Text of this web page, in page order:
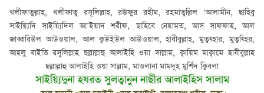
খলীফাতুল্লাহ, খলীফাতু রসূলিল্লাহ, রঊফুর রহীম, রহমাতুল্লিল ‘আলামীন, ছাহিবু
সাইয়্যিদি সাইয়্যিদিল আ’ইয়াদ শরীফ, ছাহিবে নেয়ামত, আস সাফফাহ, আল
জাব্বারিউল আউওয়াল, আল ক্বউইউল আউওয়াল, হাবীবুল্লাহ, মুত্বহ্হার, মুত্বহ্হির,
আহলু বাইতি রসূলিল্লাহ ছল্লাল্লাহু আলাইহি ওয়া সাল্লাম, ক্বায়িম মাক্বামে হাবীবুল্লাহ
ছল্লাল্লাহু আলাইহি ওয়া সাল্লাম, মাওলানা মামদূহ মুর্শিদ ক্বিবলা
সাইয়্যিদুনা হযরত সুলত্বানুন নাছীর আলাইহিস সালাম